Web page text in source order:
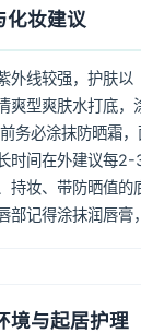
化妆建议
外线较强，护肤以
爽型爽肤水打底，
务必涂抹防晒霜
时间在外建议每
持妆、带防晒值的
部记得涂抹润唇膏
境与起居护理